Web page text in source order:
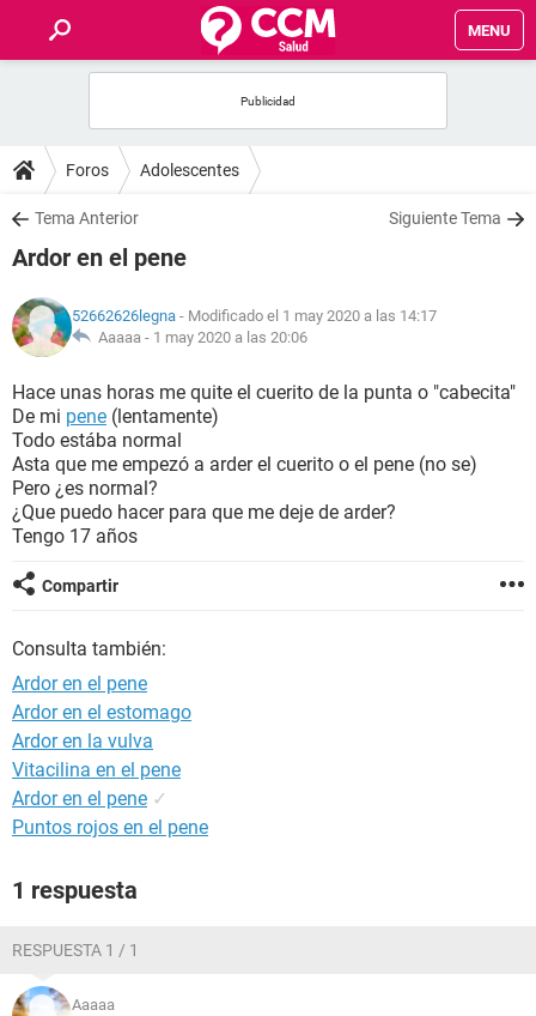
MENU
FOROS
SALUD
NUTRICIÓN
BIENESTAR
SEXUALIDAD
GLOSARIO
Foros Adolescentes
Tema Anterior Siguiente Tema
Ardor en el pene
52662626legna - Modificado el 1 may 2020 a las 14:17
Aaaaa - 1 may 2020 a las 20:06
Hace unas horas me quite el cuerito de la punta o "cabecita"
De mi pene (lentamente)
Todo estába normal
Asta que me empezó a arder el cuerito o el pene (no se)
Pero ¿es normal?
¿Que puedo hacer para que me deje de arder?
Tengo 17 años
Compartir
Consulta también:
Ardor en el pene
Ardor en el estomago
Ardor en la vulva
Vitacilina en el pene
Ardor en el pene ✓
Puntos rojos en el pene
1 respuesta
RESPUESTA 1 / 1
Aaaaa